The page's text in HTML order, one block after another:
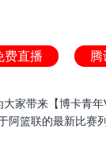
费直播 腾
家带来【博卡青
阿篮联的最新比